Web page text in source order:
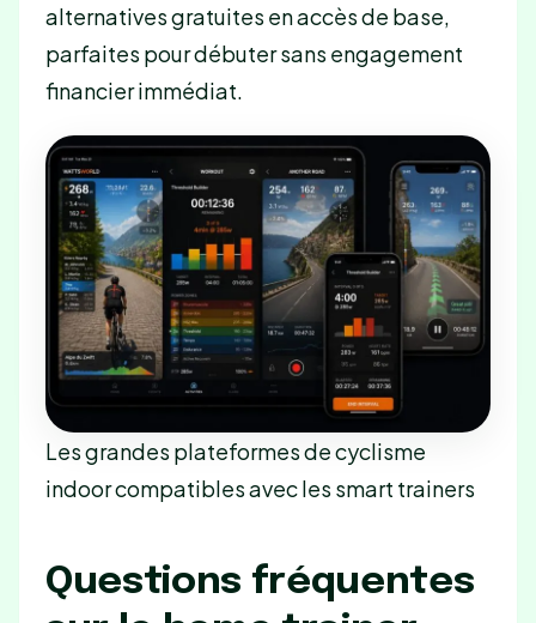
alternatives gratuites en accès de base,
parfaites pour débuter sans engagement
financier immédiat.
Les grandes plateformes de cyclisme
indoor compatibles avec les smart trainers
Questions fréquentes